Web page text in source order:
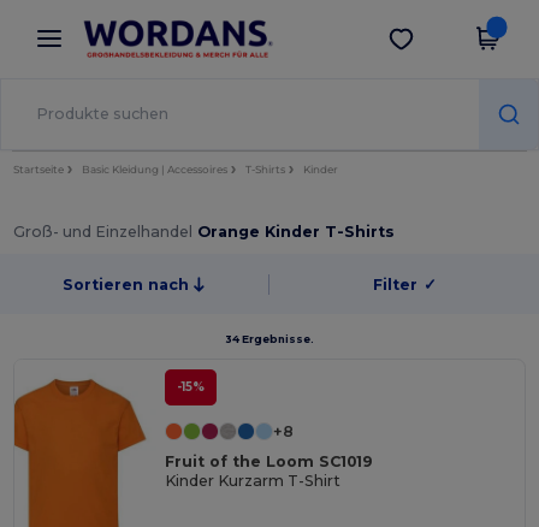
× Wordans App
Bessere Preise in der App!
App holen
Startseite Basic Kleidung | Accessoires T-Shirts Kinder
Groß- und Einzelhandel Orange Kinder T-Shirts
Sortieren nach Filter ✓
34 Ergebnisse.
-15%
+8
Fruit of the Loom SC1019
Kinder Kurzarm T-Shirt